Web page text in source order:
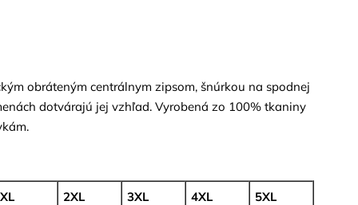
obráteným centrálnym zipsom, šnúrkou na spodnej
dotvárajú jej vzhľad. Vyrobená zo 100% tkaniny
XL
2XL
3XL
4XL
5XL